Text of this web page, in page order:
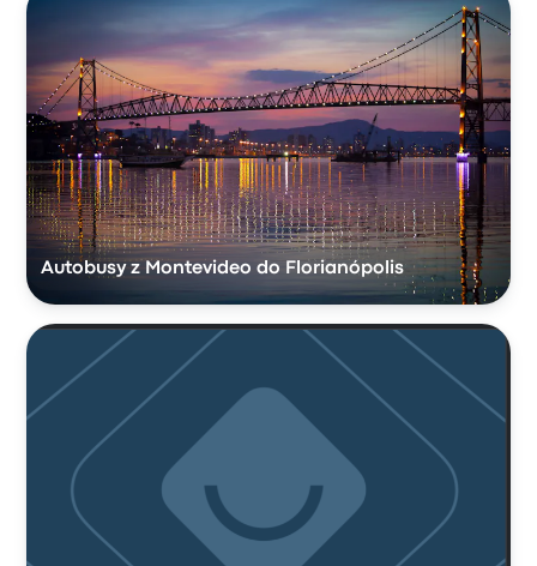
Autobusy z Montevideo do Florianópolis